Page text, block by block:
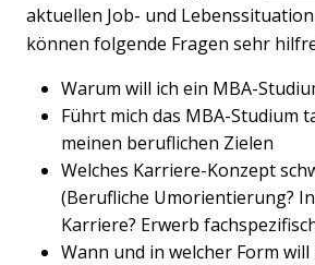
aktuellen Job- und
können folgende Fragen sehr
Warum will ich ein MBA-
Führt mich das MBA-Studium
meinen beruflichen Zielen
Welches Karriere-Konzept
(Berufliche Umorientierung?
Karriere? Erwerb
Wann und in welcher Form will